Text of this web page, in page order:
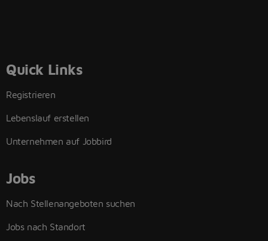
Quick Links
Registrieren
Lebenslauf erstellen
Unternehmen auf Jobbird
Jobs
Nach Stellenangeboten suchen
Jobs nach Standort